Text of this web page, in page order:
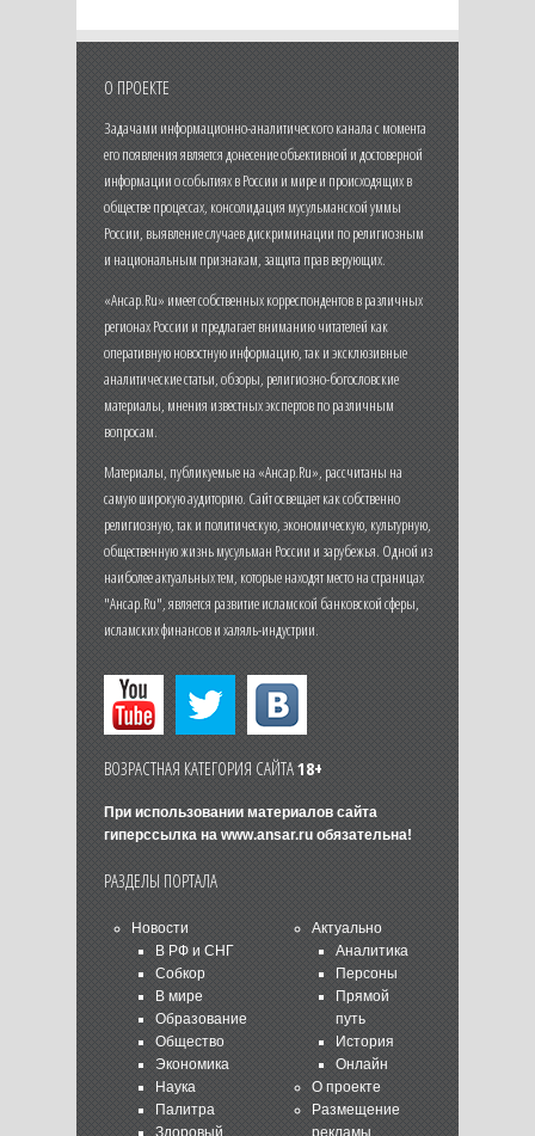
О ПРОЕКТЕ
Задачами информационно-аналитического канала с момента
его появления является донесение объективной и достоверной
информации о событиях в России и мире и происходящих в
обществе процессах, консолидация мусульманской уммы
России, выявление случаев дискриминации по религиозным
и национальным признакам, защита прав верующих.
«Ансар.Ru» имеет собственных корреспондентов в различных
регионах России и предлагает вниманию читателей как
оперативную новостную информацию, так и эксклюзивные
аналитические статьи, обзоры, религиозно-богословские
материалы, мнения известных экспертов по различным
вопросам.
Материалы, публикуемые на «Ансар.Ru», рассчитаны на
самую широкую аудиторию. Сайт освещает как собственно
религиозную, так и политическую, экономическую, культурную,
общественную жизнь мусульман России и зарубежья. Одной из
наиболее актуальных тем, которые находят место на страницах
"Ансар.Ru", является развитие исламской банковской сферы,
исламских финансов и халяль-индустрии.
ВОЗРАСТНАЯ КАТЕГОРИЯ САЙТА18+
При использовании материалов сайта
гиперссылка на www.ansar.ruобязательна!
РАЗДЕЛЫ ПОРТАЛА
Новости
В РФ и СНГ
Собкор
В мире
Образование
Общество
Экономика
Наука
Палитра
Здоровый
Актуально
Аналитика
Персоны
Прямой
путь
История
Онлайн
О проекте
Размещение
рекламы